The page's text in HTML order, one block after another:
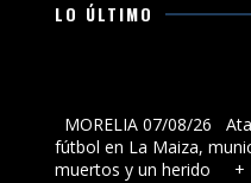
LO ÚLTIMO
MORELIA 07/08/26
fútbol en La Maiza,
muertos y un herido +